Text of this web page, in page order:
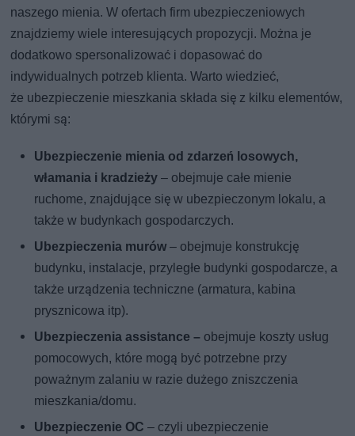
naszego mienia. W ofertach firm ubezpieczeniowych
znajdziemy wiele interesujących propozycji. Można je
dodatkowo spersonalizować i dopasować do
indywidualnych potrzeb klienta. Warto wiedzieć,
że ubezpieczenie mieszkania składa się z kilku elementów,
którymi są:
Ubezpieczenie mienia od zdarzeń losowych,
włamania i kradzieży – obejmuje całe mienie
ruchome, znajdujące się w ubezpieczonym lokalu, a
także w budynkach gospodarczych.
Ubezpieczenia murów – obejmuje konstrukcję
budynku, instalacje, przyległe budynki gospodarcze, a
także urządzenia techniczne (armatura, kabina
prysznicowa itp).
Ubezpieczenia assistance – obejmuje koszty usług
pomocowych, które mogą być potrzebne przy
poważnym zalaniu w razie dużego zniszczenia
mieszkania/domu.
Ubezpieczenie OC – czyli ubezpieczenie